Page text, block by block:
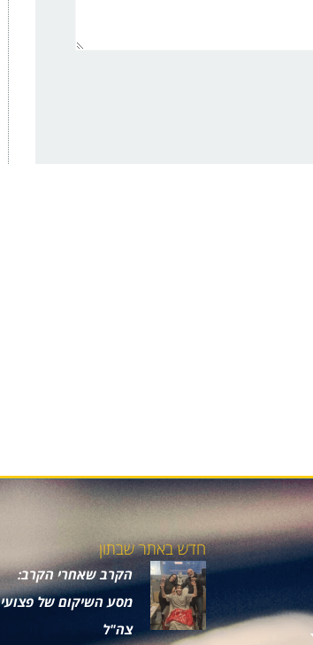
חדש באתר שבתון
הקרב שאחרי הקרב:
מסע השיקום של פצועי
צה"ל